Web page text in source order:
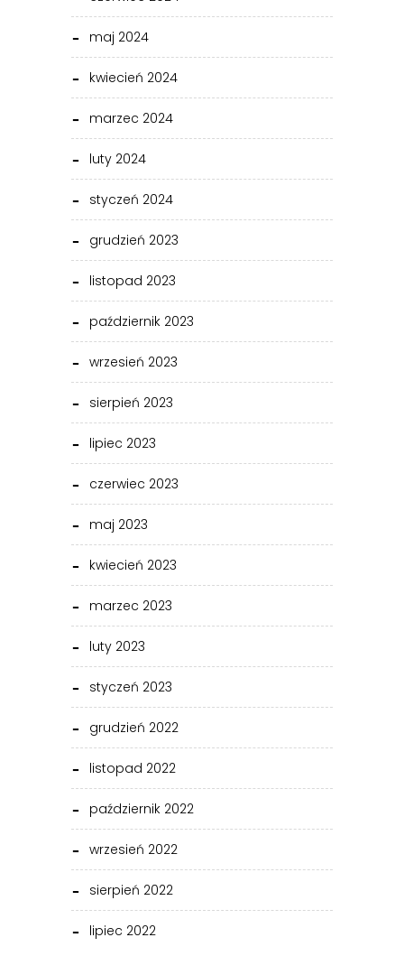
maj 2024
kwiecień 2024
marzec 2024
luty 2024
styczeń 2024
grudzień 2023
listopad 2023
październik 2023
wrzesień 2023
sierpień 2023
lipiec 2023
czerwiec 2023
maj 2023
kwiecień 2023
marzec 2023
luty 2023
styczeń 2023
grudzień 2022
listopad 2022
październik 2022
wrzesień 2022
sierpień 2022
lipiec 2022